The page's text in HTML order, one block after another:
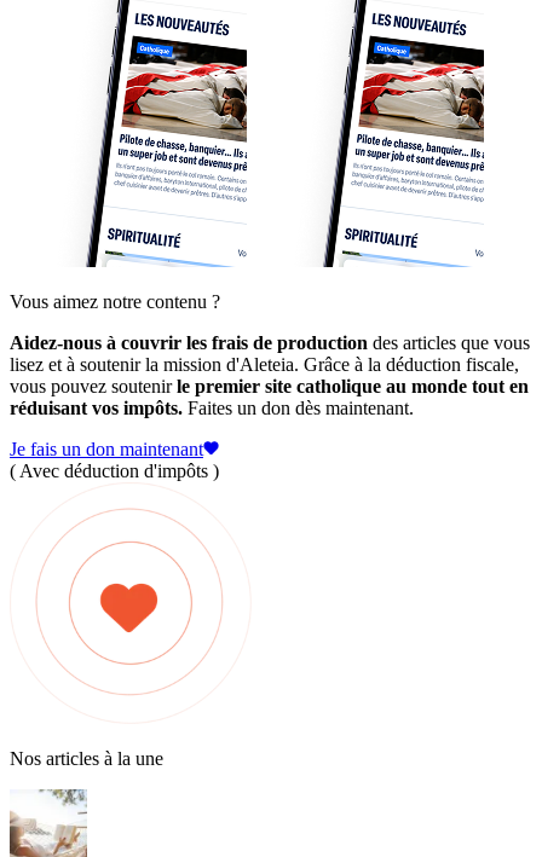
Vous aimez notre contenu ?
Aidez-nous à couvrir les frais de production des articles que vous
lisez et à soutenir la mission d'Aleteia. Grâce à la déduction fiscale,
vous pouvez soutenirle premier site catholique au monde tout en
réduisant vos impôts. Faites un don dès maintenant.
Je fais un don maintenant
( Avec déduction d'impôts )
Nos articles à la une